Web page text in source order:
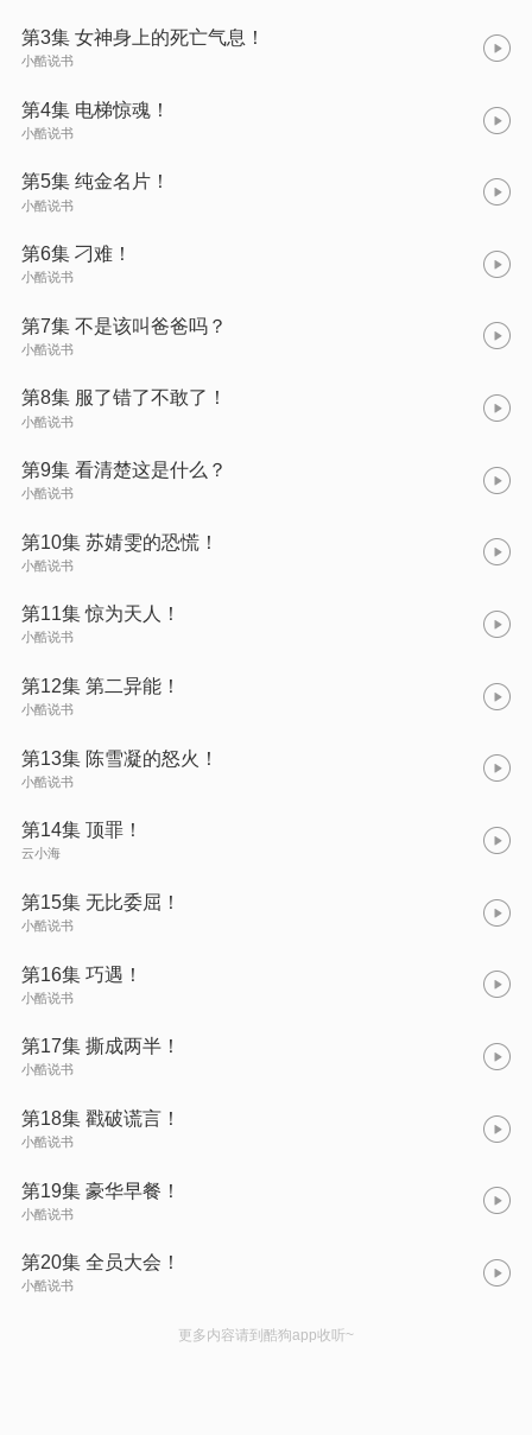
第3集 女神身上的死亡气息！
小酷说书
第4集 电梯惊魂！
小酷说书
第5集 纯金名片！
小酷说书
第6集 刁难！
小酷说书
第7集 不是该叫爸爸吗？
小酷说书
第8集 服了错了不敢了！
小酷说书
第9集 看清楚这是什么？
小酷说书
第10集 苏婧雯的恐慌！
小酷说书
第11集 惊为天人！
小酷说书
第12集 第二异能！
小酷说书
第13集 陈雪凝的怒火！
小酷说书
第14集 顶罪！
云小海
第15集 无比委屈！
小酷说书
第16集 巧遇！
小酷说书
第17集 撕成两半！
小酷说书
第18集 戳破谎言！
小酷说书
第19集 豪华早餐！
小酷说书
第20集 全员大会！
小酷说书
更多内容请到酷狗app收听~